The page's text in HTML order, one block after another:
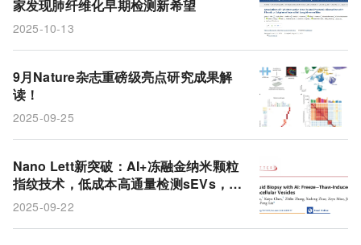
家发现肺纤维化早期检测新希望
2025-10-13
9月Nature杂志重磅级亮点研究成果解
读！
2025-09-25
Nano Lett新突破：AI+冻融金纳米颗粒
指纹技术，低成本高通量检测sEVs，赋
能癌症精准诊断
2025-09-22